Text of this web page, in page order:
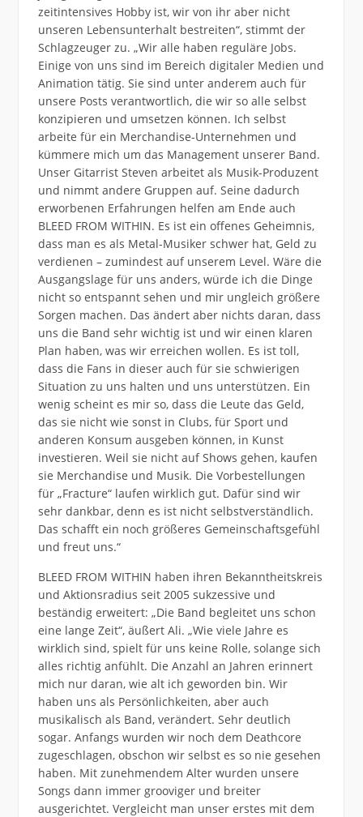
zeitintensives Hobby ist, wir von ihr aber nicht
unseren Lebensunterhalt bestreiten“, stimmt der
Schlagzeuger zu. „Wir alle haben reguläre Jobs.
Einige von uns sind im Bereich digitaler Medien und
Animation tätig. Sie sind unter anderem auch für
unsere Posts verantwortlich, die wir so alle selbst
konzipieren und umsetzen können. Ich selbst
arbeite für ein Merchandise-Unternehmen und
kümmere mich um das Management unserer Band.
Unser Gitarrist Steven arbeitet als Musik-Produzent
und nimmt andere Gruppen auf. Seine dadurch
erworbenen Erfahrungen helfen am Ende auch
BLEED FROM WITHIN. Es ist ein offenes Geheimnis,
dass man es als Metal-Musiker schwer hat, Geld zu
verdienen – zumindest auf unserem Level. Wäre die
Ausgangslage für uns anders, würde ich die Dinge
nicht so entspannt sehen und mir ungleich größere
Sorgen machen. Das ändert aber nichts daran, dass
uns die Band sehr wichtig ist und wir einen klaren
Plan haben, was wir erreichen wollen. Es ist toll,
dass die Fans in dieser auch für sie schwierigen
Situation zu uns halten und uns unterstützen. Ein
wenig scheint es mir so, dass die Leute das Geld,
das sie nicht wie sonst in Clubs, für Sport und
anderen Konsum ausgeben können, in Kunst
investieren. Weil sie nicht auf Shows gehen, kaufen
sie Merchandise und Musik. Die Vorbestellungen
für „Fracture“ laufen wirklich gut. Dafür sind wir
sehr dankbar, denn es ist nicht selbstverständlich.
Das schafft ein noch größeres Gemeinschaftsgefühl
und freut uns.“
BLEED FROM WITHIN haben ihren Bekanntheitskreis
und Aktionsradius seit 2005 sukzessive und
beständig erweitert: „Die Band begleitet uns schon
eine lange Zeit“, äußert Ali. „Wie viele Jahre es
wirklich sind, spielt für uns keine Rolle, solange sich
alles richtig anfühlt. Die Anzahl an Jahren erinnert
mich nur daran, wie alt ich geworden bin. Wir
haben uns als Persönlichkeiten, aber auch
musikalisch als Band, verändert. Sehr deutlich
sogar. Anfangs wurden wir noch dem Deathcore
zugeschlagen, obschon wir selbst es so nie gesehen
haben. Mit zunehmendem Alter wurden unsere
Songs dann immer grooviger und breiter
ausgerichtet. Vergleicht man unser erstes mit dem